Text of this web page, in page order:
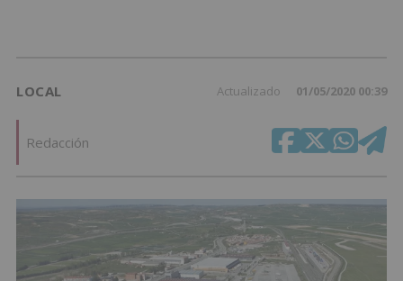
LOCAL Actualizado 01/05/2020 00:39
Redacción